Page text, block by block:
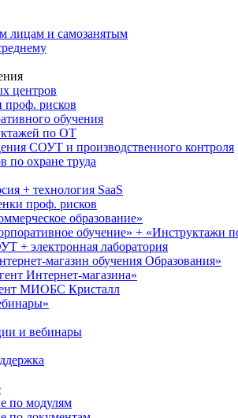
лицам и самозанятым
центров
проф. рисков
обучения
по ОТ
СОУТ и производственного контроля
по охране труда
+ технология SaaS
проф. рисков
образование»
обучение» + «Инструктажи
+ электронная лаборатория
магазин обучения Образования»
Интернет-магазина»
МИОБС Кристалл
и вебинары
по модулям